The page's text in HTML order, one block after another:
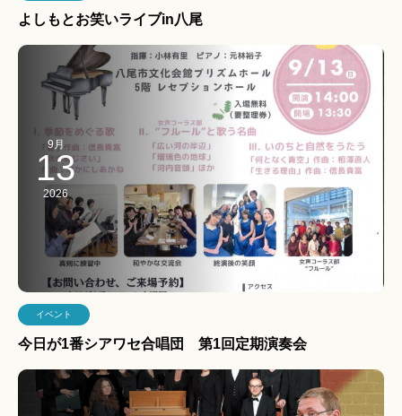
よしもとお笑いライブin八尾
9月
13
2026
イベント
今日が1番シアワセ合唱団 第1回定期演奏会